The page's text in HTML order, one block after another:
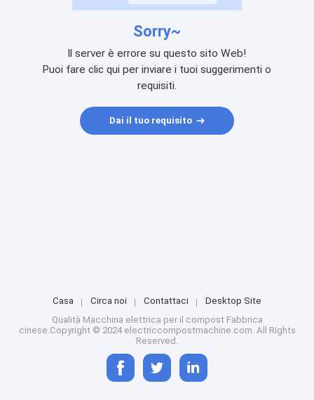
Sorry~
Il server è errore su questo sito Web!
Puoi fare clic qui per inviare i tuoi suggerimenti o
requisiti.
Dai il tuo requisito
Casa Circa noi Contattaci
Desktop Site
Qualità Macchina elettrica per il compostFabbrica
cinese.Copyright © 2024 electriccompostmachine.com. All Rights
Reserved.